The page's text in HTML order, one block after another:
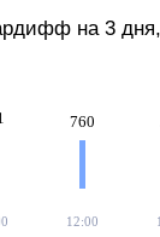
на 3 дня,
760
12:00